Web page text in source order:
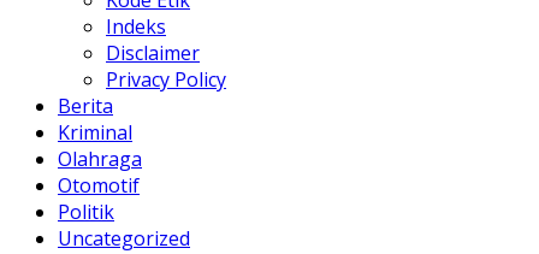
Indeks
Disclaimer
Privacy Policy
Berita
Kriminal
Olahraga
Otomotif
Politik
Uncategorized